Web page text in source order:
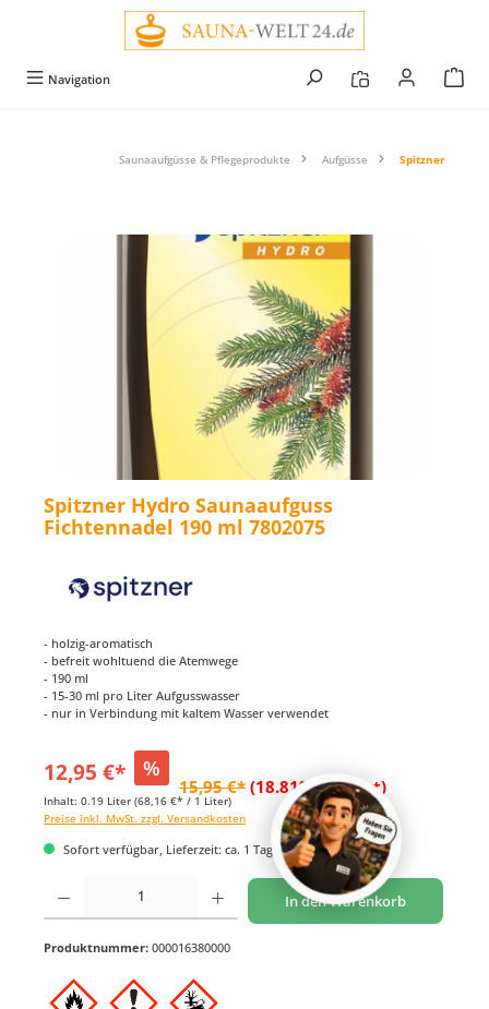
Navigation
Saunaaufgüsse & Pflegeprodukte Aufgüsse Spitzner
Bildergalerie überspringen
Spitzner Hydro Saunaaufguss
Fichtennadel 190 ml 7802075
- holzig-aromatisch
- befreit wohltuend die Atemwege
- 190 ml
- 15-30 ml pro Liter Aufgusswasser
- nur in Verbindung mit kaltem Wasser verwendet
12,95 €* %
15,95 €* (18.81% gespart)
Inhalt: 0.19 Liter (68,16 €* / 1 Liter)
Preise inkl. MwSt. zzgl. Versandkosten
Sofort verfügbar, Lieferzeit: ca. 1 Tag
Produkt Anzahl: Gib den gewünschten Wert ein oder benutze die Schaltflächen um
In den Warenkorb
Produktnummer: 000016380000